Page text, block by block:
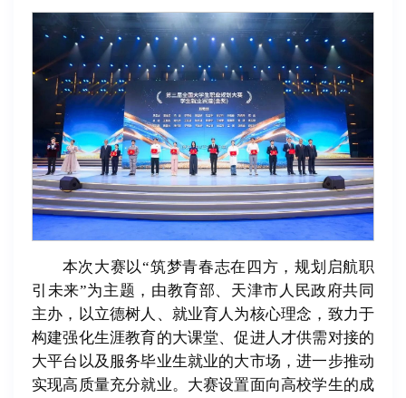
本次大赛以“筑梦青春志在四方，规划启航职
引未来”为主题，由教育部、天津市人民政府共同
主办，以立德树人、就业育人为核心理念，致力于
构建强化生涯教育的大课堂、促进人才供需对接的
大平台以及服务毕业生就业的大市场，进一步推动
实现高质量充分就业。大赛设置面向高校学生的成